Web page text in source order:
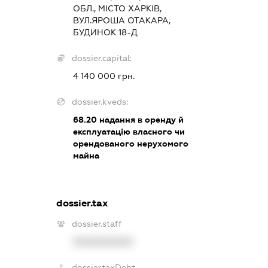
ОБЛ., МІСТО ХАРКІВ,
ВУЛ.ЯРОША ОТАКАРА,
БУДИНОК 18-Д
dossier.capital:
4 140 000 грн.
dossier.kveds:
68.20надання в оренду й
експлуатацію власного чи
орендованого нерухомого
майна
dossier.tax
dossier.staff